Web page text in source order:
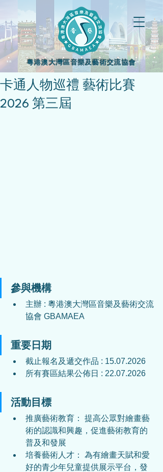
粵港澳大灣區音樂及藝術交流協會
卡通人物巡禮 藝術比賽
2026 第三屆
參與機構
主辦 : 粵港澳大灣區音樂及藝術交流
協會 GBAMAEA
重要日期
截止報名及遞交作品 : 15.07.2026
所有賽區結果公佈日 : 22.07.2026
活動目標
推廣藝術教育： 提高公眾對繪畫藝
術的認識和興趣，促進藝術教育的
普及和發展
培養藝術人才： 為有繪畫天賦和愛
好的青少年兒童提供展示平台，發